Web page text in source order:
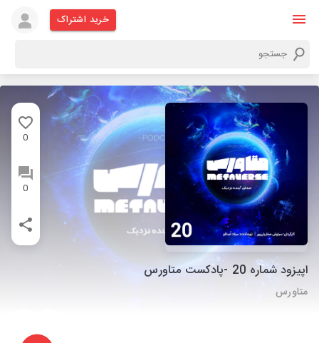
خرید اشتراک
0
0
اپیزود شماره 20 -پادکست متاورس
متاورس